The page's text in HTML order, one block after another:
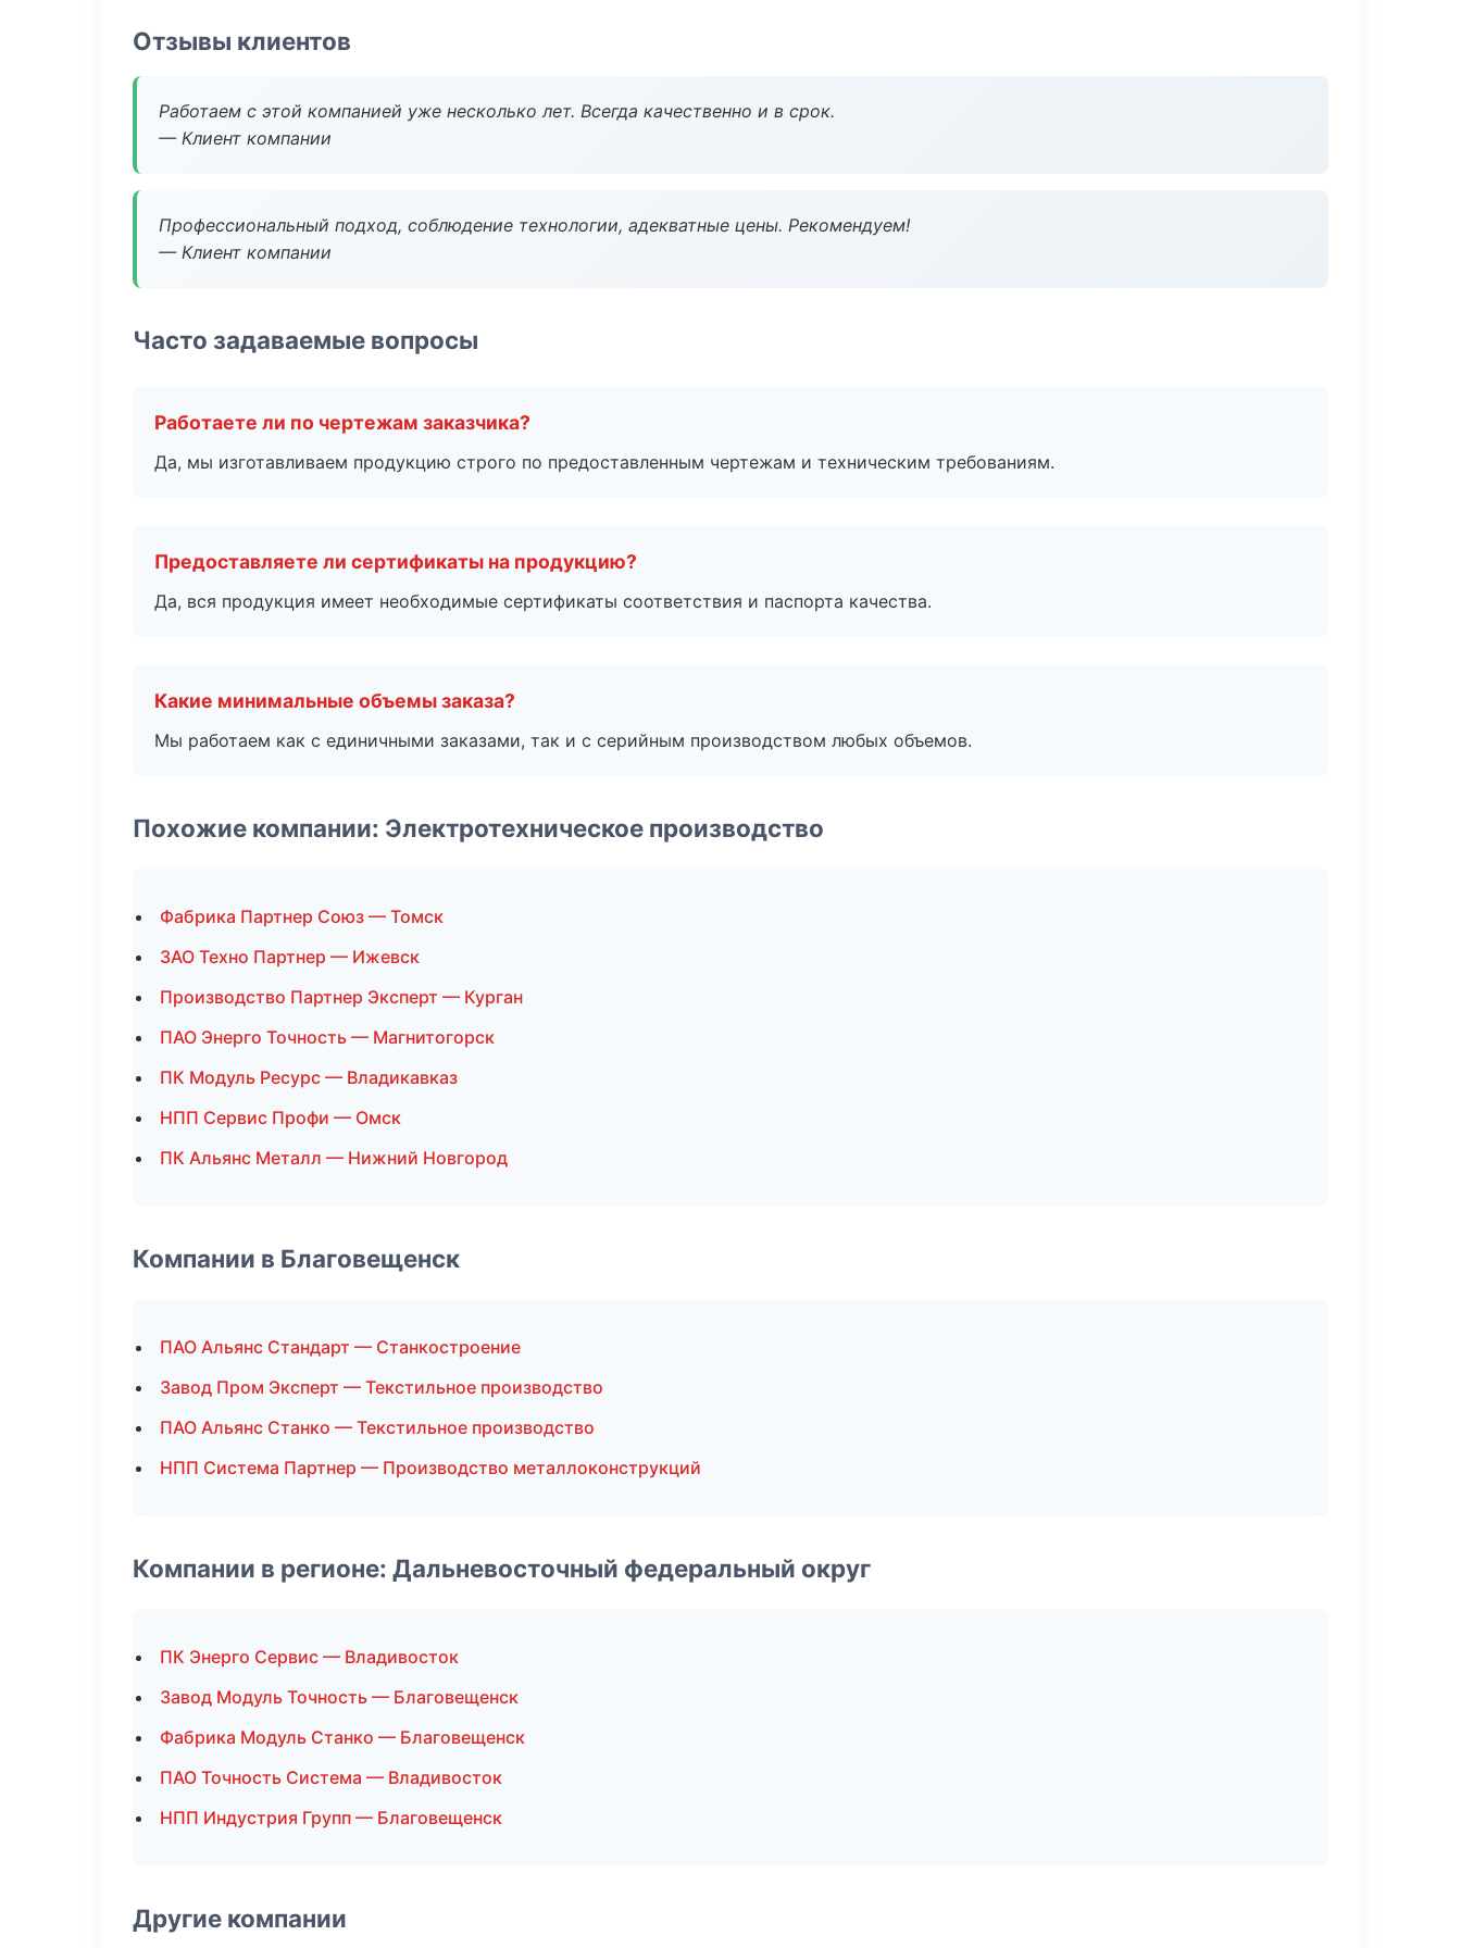
Отзывы клиентов
Работаем с этой компанией уже несколько лет. Всегда качественно и в срок.
— Клиент компании
Профессиональный подход, соблюдение технологии, адекватные цены. Рекомендуем!
— Клиент компании
Часто задаваемые вопросы
Работаете ли по чертежам заказчика?
Да, мы изготавливаем продукцию строго по предоставленным чертежам и техническим требованиям.
Предоставляете ли сертификаты на продукцию?
Да, вся продукция имеет необходимые сертификаты соответствия и паспорта качества.
Какие минимальные объемы заказа?
Мы работаем как с единичными заказами, так и с серийным производством любых объемов.
Похожие компании: Электротехническое производство
Фабрика Партнер Союз — Томск
ЗАО Техно Партнер — Ижевск
Производство Партнер Эксперт — Курган
ПАО Энерго Точность — Магнитогорск
ПК Модуль Ресурс — Владикавказ
НПП Сервис Профи — Омск
ПК Альянс Металл — Нижний Новгород
Компании в Благовещенск
ПАО Альянс Стандарт — Станкостроение
Завод Пром Эксперт — Текстильное производство
ПАО Альянс Станко — Текстильное производство
НПП Система Партнер — Производство металлоконструкций
Компании в регионе: Дальневосточный федеральный округ
ПК Энерго Сервис — Владивосток
Завод Модуль Точность — Благовещенск
Фабрика Модуль Станко — Благовещенск
ПАО Точность Система — Владивосток
НПП Индустрия Групп — Благовещенск
Другие компании